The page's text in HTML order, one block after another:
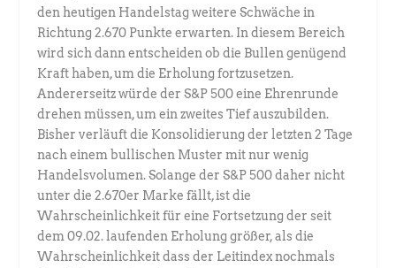
den heutigen Handelstag weitere Schwäche in
Richtung 2.670 Punkte erwarten. In diesem Bereich
wird sich dann entscheiden ob die Bullen genügend
Kraft haben, um die Erholung fortzusetzen.
Andererseitz würde der S&P 500 eine Ehrenrunde
drehen müssen, um ein zweites Tief auszubilden.
Bisher verläuft die Konsolidierung der letzten 2 Tage
nach einem bullischen Muster mit nur wenig
Handelsvolumen. Solange der S&P 500 daher nicht
unter die 2.670er Marke fällt, ist die
Wahrscheinlichkeit für eine Fortsetzung der seit
dem 09.02. laufenden Erholung größer, als die
Wahrscheinlichkeit dass der Leitindex nochmals